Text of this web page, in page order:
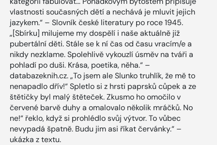
vlastnosti současných dětí a nechává je mluvit jejich
jazykem.“ – Slovník české literatury po roce 1945.
„[Sbírku] milujeme my dospělí i naše aktuálně již
pubertální děti. Stále se k ní čas od času vracím/e a
nikdy nezklame. Spolehlivě vykouzlí úsměv na tváři a
pohladí po duši. Krása, poetika, něha.“ –
databazeknih.cz. „To jsem ale Slunko truhlík, že mě to
nenapadlo dřív!“ Spletlo si z hrsti paprsků cůpek a ze
štětičky byl malý štěteček. Zkusmo ho omočilo v
červené barvě duhy a omalovalo několik mráčků. No
ne!“ řeklo, když si prohlédlo svůj výtvor. To vůbec
nevypadá špatně. Budu jim asi říkat červánky.“ –
ukázka z textu.